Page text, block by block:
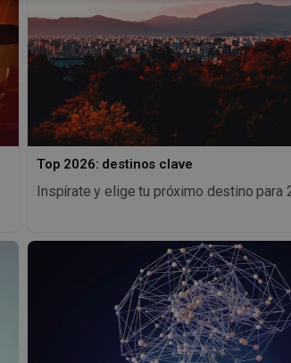
Top 2026: destinos clave
Inspírate y elige tu próximo destino para